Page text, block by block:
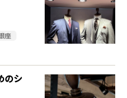
座
のシ